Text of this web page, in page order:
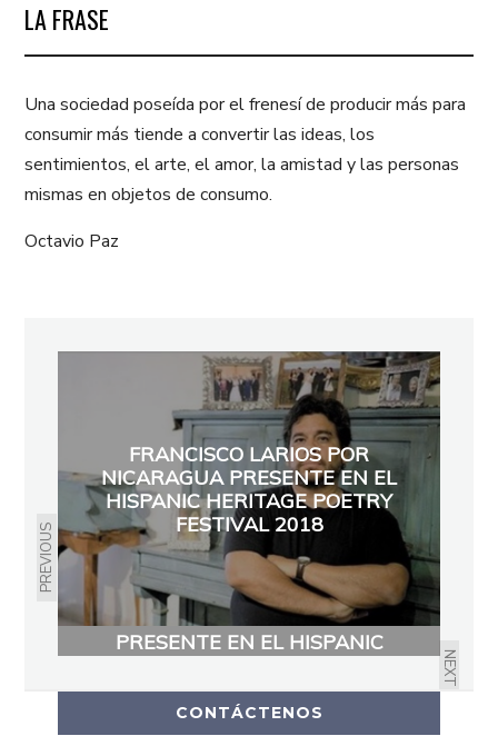
LA FRASE
Una sociedad poseída por el frenesí de producir más para
consumir más tiende a convertir las ideas, los
sentimientos, el arte, el amor, la amistad y las personas
mismas en objetos de consumo.
Octavio Paz
PREVIOUS
FRANCISCO LARIOS POR
NICARAGUA PRESENTE EN EL
HISPANIC HERITAGE POETRY
FESTIVAL 2018
NEXT
YOSIE CRESPO POR CUBA
PRESENTE EN EL HISPANIC
HERITAGE POETRY FESTIVAL 2018
CONTÁCTENOS